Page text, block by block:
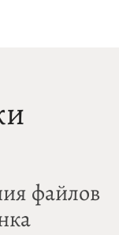
файлов